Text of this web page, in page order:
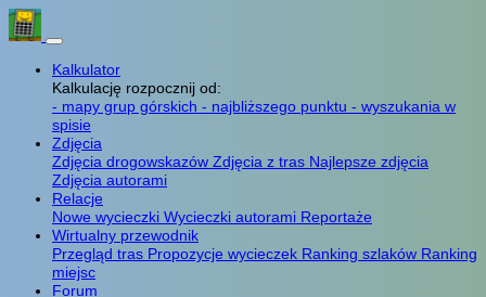
Kalkulator
Kalkulację rozpocznij od:
- mapy grup górskich - najbliższego punktu - wyszukania w
spisie
Zdjęcia
Zdjęcia drogowskazów Zdjęcia z tras Najlepsze zdjęcia
Zdjęcia autorami
Relacje
Nowe wycieczki Wycieczki autorami Reportaże
Wirtualny przewodnik
Przegląd tras Propozycje wycieczek Ranking szlaków Ranking
miejsc
Forum